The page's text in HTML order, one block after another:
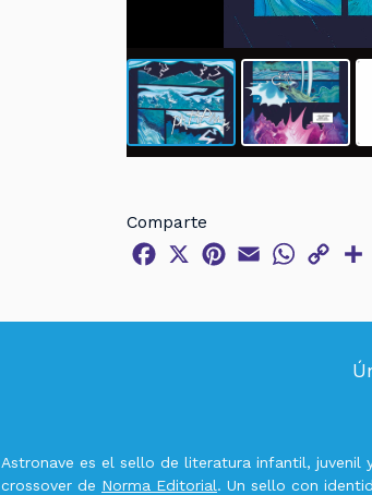
Comparte
Facebook
X Pinterest
Email
Copy
Link
Astronave es el sello de literatura infantil, juvenil
crossover de Norma Editorial. Un sello con